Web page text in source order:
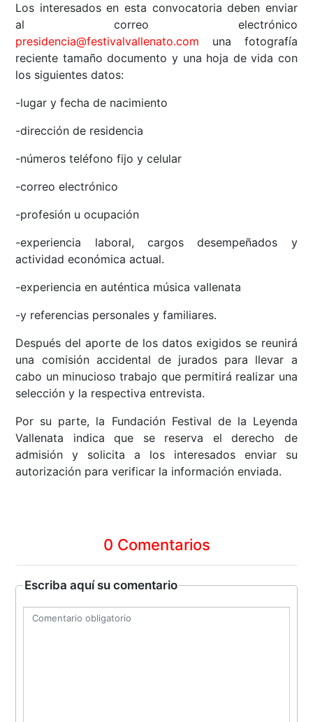
Los interesados en esta convocatoria deben enviar
al correo electrónico
presidencia@festivalvallenato.com una fotografía
reciente tamaño documento y una hoja de vida con
los siguientes datos:
-lugar y fecha de nacimiento
-dirección de residencia
-números teléfono fijo y celular
-correo electrónico
-profesión u ocupación
-experiencia laboral, cargos desempeñados y
actividad económica actual.
-experiencia en auténtica música vallenata
-y referencias personales y familiares.
Después del aporte de los datos exigidos se reunirá
una comisión accidental de jurados para llevar a
cabo un minucioso trabajo que permitirá realizar una
selección y la respectiva entrevista.
Por su parte, la Fundación Festival de la Leyenda
Vallenata indica que se reserva el derecho de
admisión y solicita a los interesados enviar su
autorización para verificar la información enviada.
0 Comentarios
Escriba aquí su comentario